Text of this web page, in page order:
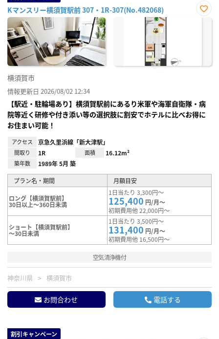
Kマンスリー横須賀駅前 307・1R-307(No.482068)
お気
横須賀市
情報更新日 2026/08/02 12:34
【駅近・駐輪場あり】横須賀駅前にあるり米軍や海軍自衛隊・病
院等近く研修や付き添い等の選択肢に割安でホテルに比べお得に
お住まい可能！
アクセス 京急久里浜線「新大津駅」
間取り 1R 面積 16.12m²
築年数 1989年 5月 築
プラン名・期間 月額目安
ロング【横須賀駅前】
30日以上～360日未満
1日当たり 3,300円～
125,400 円/月～
初期費用他 22,000円～
ショート【横須賀駅前】
～30日未満
1日当たり 3,500円～
131,400 円/月～
初期費用他 16,500円～
空気清浄機付
神奈川県 横須賀市
お問合わせ 電話する
割引キャンペーン